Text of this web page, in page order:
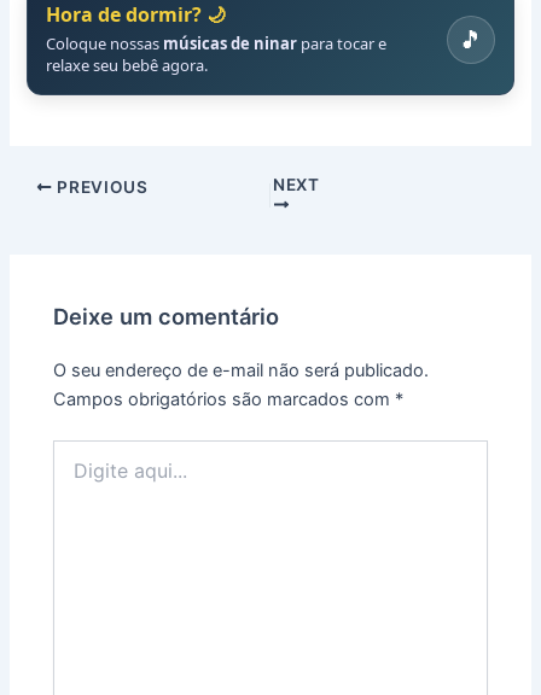
Hora de dormir? 🌙
Coloque nossas músicas de ninar para tocar e
relaxe seu bebê agora.
🎵
PREVIOUS NEXT
Deixe um comentário
O seu endereço de e-mail não será publicado.
Campos obrigatórios são marcados com *
aqui...